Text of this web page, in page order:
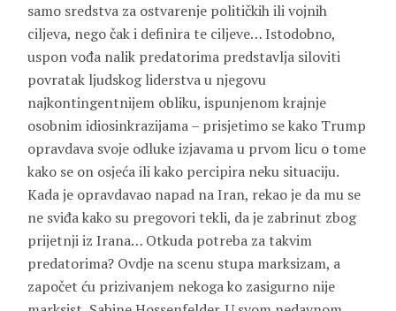
samo sredstva za ostvarenje političkih ili vojnih
ciljeva, nego čak i definira te ciljeve… Istodobno,
uspon vođa nalik predatorima predstavlja siloviti
povratak ljudskog liderstva u njegovu
najkontingentnijem obliku, ispunjenom krajnje
osobnim idiosinkrazijama – prisjetimo se kako Trump
opravdava svoje odluke izjavama u prvom licu o tome
kako se on osjeća ili kako percipira neku situaciju.
Kada je opravdavao napad na Iran, rekao je da mu se
ne sviđa kako su pregovori tekli, da je zabrinut zbog
prijetnji iz Irana… Otkuda potreba za takvim
predatorima? Ovdje na scenu stupa marksizam, a
započet ću prizivanjem nekoga ko zasigurno nije